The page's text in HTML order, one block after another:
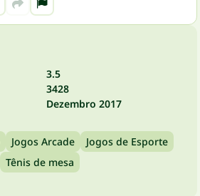
3.5
3428
Dezembro 2017
Jogos Arcade
Jogos de Esporte
Tênis de mesa